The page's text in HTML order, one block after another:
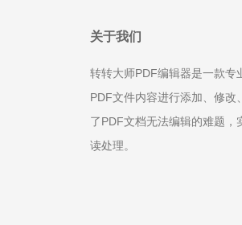
关于我们
转转大师PDF编辑器是一款专
PDF文件内容进行添加、修改
了PDF文档无法编辑的难题，
读处理。